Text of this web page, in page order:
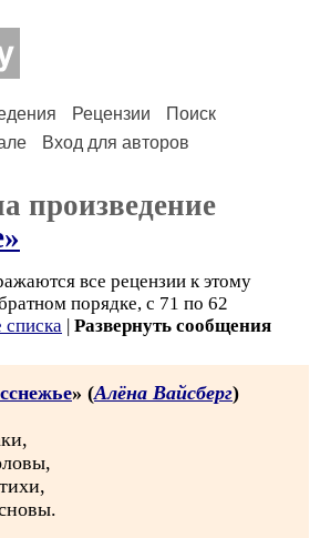
Рецензии
Поиск
Вход для авторов
произведение
все рецензии к этому
порядке, с 71 по 62
списка | Развернуть сообщения
» (Алёна Вайсберг)